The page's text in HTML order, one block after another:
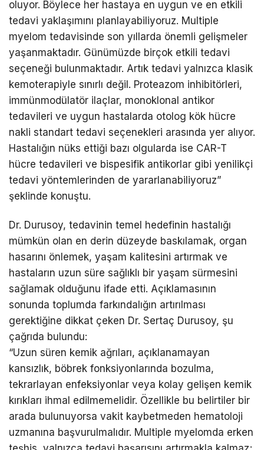
oluyor. Böylece her hastaya en uygun ve en etkili
tedavi yaklaşımını planlayabiliyoruz. Multiple
myelom tedavisinde son yıllarda önemli gelişmeler
yaşanmaktadır. Günümüzde birçok etkili tedavi
seçeneği bulunmaktadır. Artık tedavi yalnızca klasik
kemoterapiyle sınırlı değil. Proteazom inhibitörleri,
immünmodülatör ilaçlar, monoklonal antikor
tedavileri ve uygun hastalarda otolog kök hücre
nakli standart tedavi seçenekleri arasında yer alıyor.
Hastalığın nüks ettiği bazı olgularda ise CAR-T
hücre tedavileri ve bispesifik antikorlar gibi yenilikçi
tedavi yöntemlerinden de yararlanabiliyoruz”
şeklinde konuştu.
Dr. Durusoy, tedavinin temel hedefinin hastalığı
mümkün olan en derin düzeyde baskılamak, organ
hasarını önlemek, yaşam kalitesini artırmak ve
hastaların uzun süre sağlıklı bir yaşam sürmesini
sağlamak olduğunu ifade etti. Açıklamasının
sonunda toplumda farkındalığın artırılması
gerektiğine dikkat çeken Dr. Sertaç Durusoy, şu
çağrıda bulundu:
“Uzun süren kemik ağrıları, açıklanamayan
kansızlık, böbrek fonksiyonlarında bozulma,
tekrarlayan enfeksiyonlar veya kolay gelişen kemik
kırıkları ihmal edilmemelidir. Özellikle bu belirtiler bir
arada bulunuyorsa vakit kaybetmeden hematoloji
uzmanına başvurulmalıdır. Multiple myelomda erken